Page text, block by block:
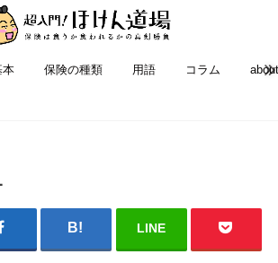
本 保険の種類 用語 コラム about
LINE